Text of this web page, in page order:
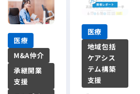
医療
M&A仲介
承継開業
支援
医療
地域包括
ケアシス
テム構築
支援